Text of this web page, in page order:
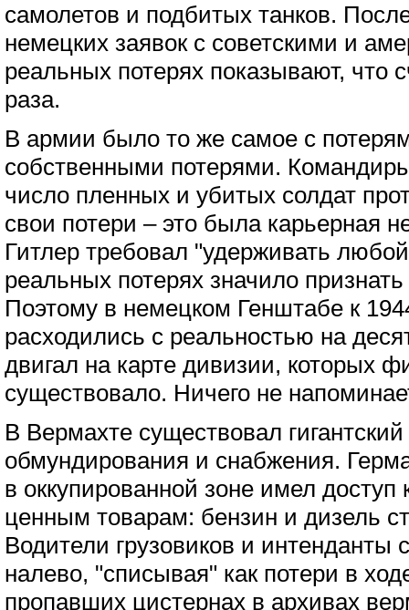
самолетов и подбитых танков.
немецких заявок с советскими и
реальных потерях показывают, что
раза.
В армии было то же самое с
собственными потерями.
число пленных и убитых солдат
свои потери – это была карьерная
Гитлер требовал "удерживать
реальных потерях значило
Поэтому в немецком Генштабе к
расходились с реальностью на
двигал на карте дивизии, которых
существовало. Ничего не
В Вермахте существовал
обмундирования и снабжения.
в оккупированной зоне имел доступ
ценным товарам: бензин и дизель
Водители грузовиков и интенданты
налево, "списывая" как потери в
пропавших цистернах в архивах